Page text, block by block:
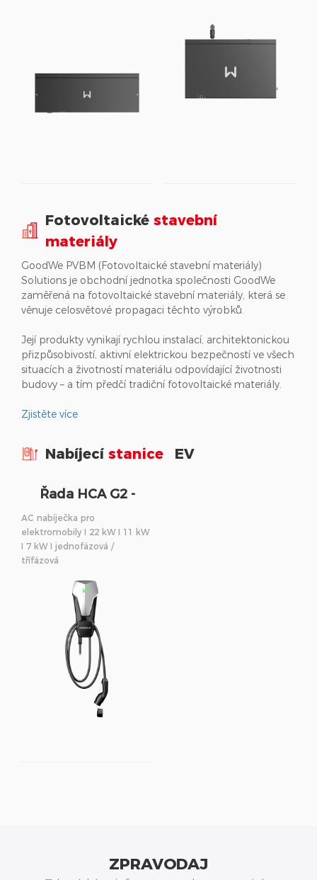
Fotovoltaické stavební
materiály
GoodWe PVBM (Fotovoltaické stavební materiály)
Solutions je obchodní jednotka společnosti GoodWe
zaměřená na fotovoltaické stavební materiály, která se
věnuje celosvětové propagaci těchto výrobků.
Její produkty vynikají rychlou instalací, architektonickou
přizpůsobivostí, aktivní elektrickou bezpečností ve všech
situacích a životností materiálu odpovídající životnosti
budovy – a tím předčí tradiční fotovoltaické materiály.
Zjistěte více
Nabíjecí stanice EV
Řada HCA G2 -
Nabíjecí stanice EV
AC nabíječka pro
elektromobily I 22 kW I 11 kW
I 7 kW I jednofázová /
třífázová
ZPRAVODAJ